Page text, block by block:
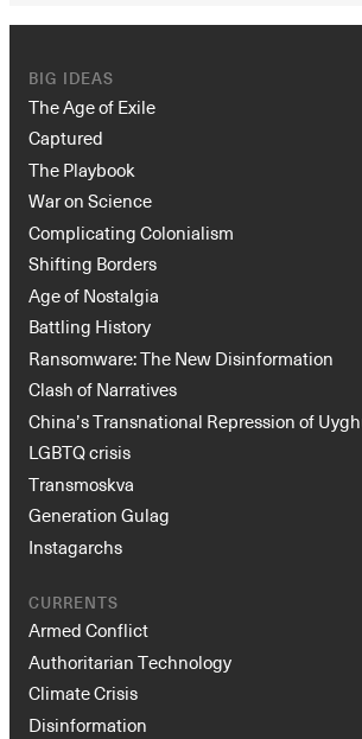
BIG IDEAS
The Age of Exile
Captured
The Playbook
War on Science
Complicating Colonialism
Shifting Borders
Age of Nostalgia
Battling History
Ransomware: The New Disinformation
Clash of Narratives
China’s Transnational Repression of
LGBTQ crisis
Transmoskva
Generation Gulag
Instagarchs
CURRENTS
Armed Conflict
Authoritarian Technology
Climate Crisis
Disinformation